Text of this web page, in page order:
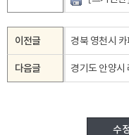
이전글 경북 영천시
다음글 경기도 안양시
수